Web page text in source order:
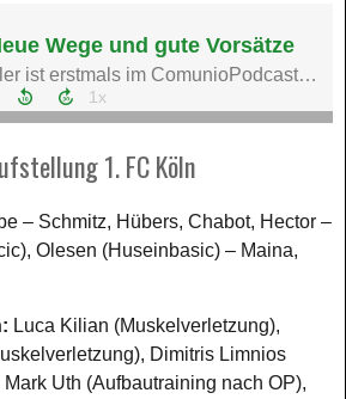
1. FC Köln
– Schmitz, Hübers, Chabot, Hector –
Olesen (Huseinbasic) – Maina,
Luca Kilian (Muskelverletzung),
Dimitris Limnios
Uth (Aufbautraining nach OP),